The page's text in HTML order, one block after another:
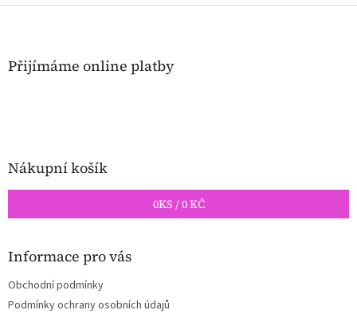
Z
Přijímáme online platby
Nákupní košík
0KS /0 KČ
Informace pro vás
Obchodní podmínky
Podmínky ochrany osobních údajů